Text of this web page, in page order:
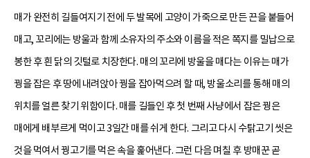
매가 완전히 길들여지기 전에 두 발목에 고양이 가죽으로 만든 끈을 붙들어
매고, 꼬리에는 방울과 함께 소유자의 주소와 이름을 적은 쪽지를 밀납으로
봉한 후 흰 닭의 깃털로 치장한다. 매의 꼬리에 방울을 매다는 이유는 매가
꿩을 잡은 후 땅에 내려앉아 꿩을 잡아먹으려 할 때, 방울소리를 통해 매의
위치를 얼른 찾기 위함이다. 매를 길들인 후 첫 번째 사냥에서 잡은 꿩은
매에게 배부르게 먹이고 3일간 매를 쉬게 한다. 그리고 다시 수탉고기 씻은
것을 먹여서 꿩고기를 먹은 속을 훑어낸다. 그런 다음 며칠 후 방매꾼 곧